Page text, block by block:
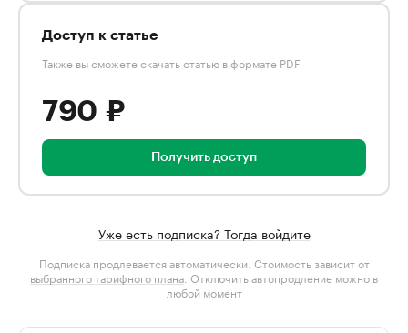
Доступ к статье
Также вы сможете скачать статью в формате PDF
790 ₽
Получить доступ
Уже есть подписка? Тогда войдите
Подписка продлевается автоматически. Стоимость зависит от
выбранного тарифного плана . Отключить автопродление можно в
любой момент